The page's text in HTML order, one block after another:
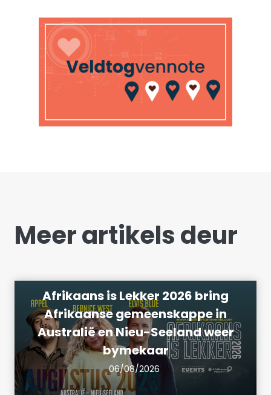
Meer artikels deur
Afrikaans is Lekker 2026 bring
Afrikaanse gemeenskappe in
Australië en Nieu-Seeland weer
bymekaar
06/08/2026